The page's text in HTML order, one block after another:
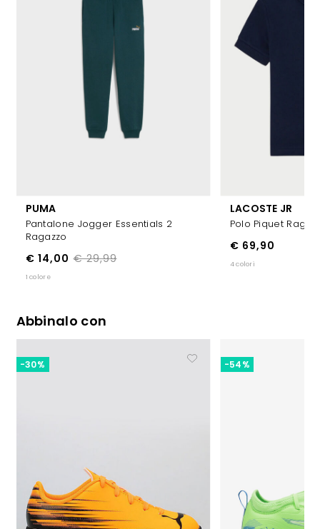
PUMA
Pantalone Jogger Essentials 2
Ragazzo
€ 29,99
€ 14,00
1 colore
LACOSTE JR
Polo Piquet
€ 69,90
4 colori
Abbinalo con
-30% -54%